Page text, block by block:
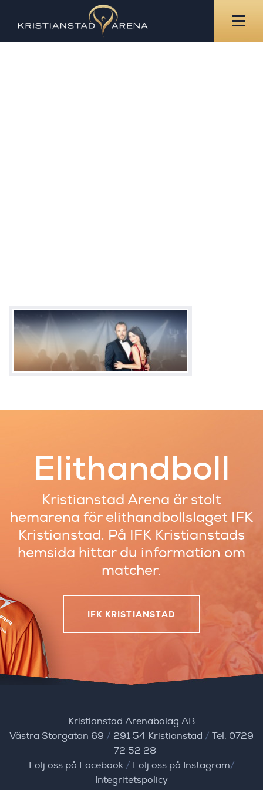
Elithandboll
Kristianstad Arena är stolt
hemarena för elithandbollslaget IFK
Kristianstad. På IFK Kristianstads
hemsida hittar du information om
matcher.
IFK KRISTIANSTAD
Kristianstad Arenabolag AB
Västra Storgatan 69 / 291 54 Kristianstad / Tel. 0729
- 72 52 28
Följ oss på Facebook / Följ oss på Instagram/
Integritetspolicy